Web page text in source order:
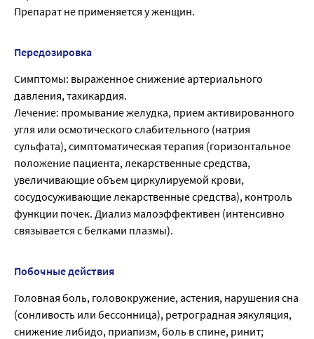
Препарат не применяется у женщин.
Передозировка
Симптомы: выраженное снижение артериального
давления, тахикардия.
Лечение: промывание желудка, прием активированного
угля или осмотического слабительного (натрия
сульфата), симптоматическая терапия (горизонтальное
положение пациента, лекарственные средства,
увеличивающие объем циркулируемой крови,
сосудосуживающие лекарственные средства), контроль
функции почек. Диализ малоэффективен (интенсивно
связывается с белками плазмы).
Побочные действия
Головная боль, головокружение, астения, нарушения сна
(сонливость или бессонница), ретроградная эякуляция,
снижение либидо, приапизм, боль в спине, ринит;